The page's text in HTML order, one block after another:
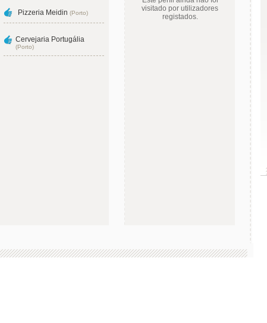
Pizzeria Meidin (Porto)
Cervejaria Portugália
(Porto)
visitado por utilizadores
registados.